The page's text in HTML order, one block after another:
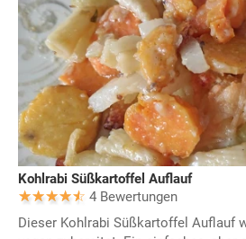
Kohlrabi Süßkartoffel Auflauf
4 Bewertungen
Dieser Kohlrabi Süßkartoffel Auflauf